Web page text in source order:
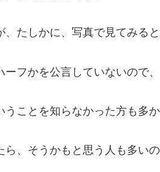
たしかに、写真で見てみる
フかを公言していないので
ことを知らなかった方も多か
、そうかもと思う人も多い